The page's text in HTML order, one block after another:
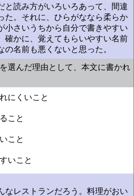
と読み方がいろいろあって、間違
た。それに、ひらがななら柔らか
小さいうちから自分で書きやすい
確かに、覚えてもらいやすい名前
名前も悪くないと思った。
選んだ理由として、本文に書かれ
にくいこと
こと
こと
いこと
なレストランだろう。料理がおい